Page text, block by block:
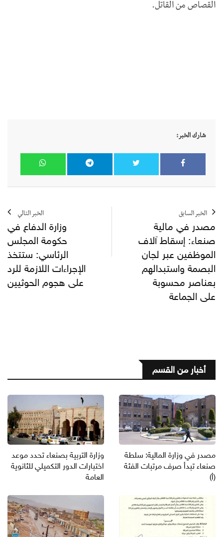
القصاص من القاتل.
شارك الخبر:
الخبر السابق
مصدر في مالية
صنعاء: إسقاط آلاف
الموظفين عبر لجان
البصمة واستبدالهم
بعناصر محسوبة
على الجماعة
الخبر التالي
وزارة الدفاع في
حكومة المجلس
الرئاسي: ستتخذ
الإجراءات اللازمة للرد
على هجوم الحوثيين
أخبار من القسم
مصدر في وزارة المالية: سلطة
صنعاء تبدأ صرف مرتبات الفئة
(أ)
وزارة التربية بصنعاء تحدد موعد
اختبارات الدور التكميلي للثانوية
العامة